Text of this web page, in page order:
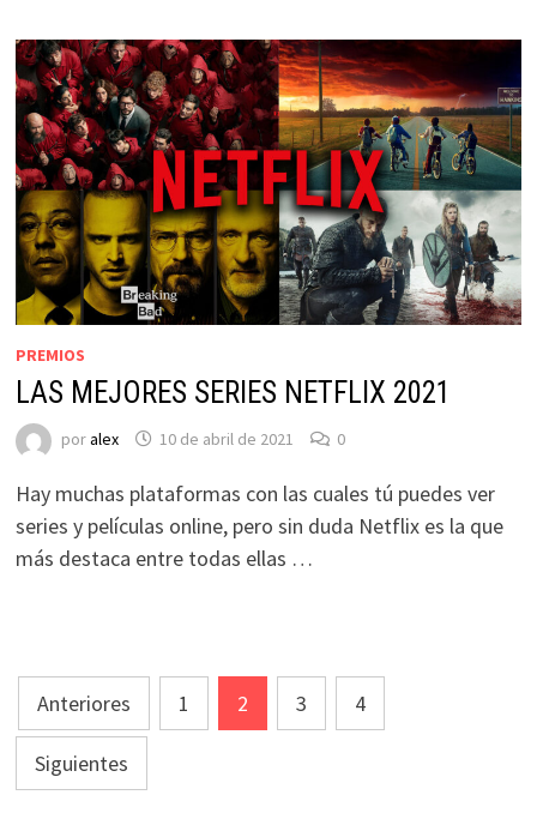
PREMIOS
LAS MEJORES SERIES NETFLIX 2021
poralex 10 de abril de 2021 0
Hay muchas plataformas con las cuales tú puedes ver
series y películas online, pero sin duda Netflix es la que
más destaca entre todas ellas …
Paginación
de
entradas
Anteriores 1 2 3 4
Siguientes